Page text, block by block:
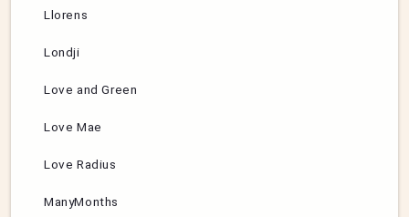
Llorens
Londji
Love and Green
Love Mae
Love Radius
ManyMonths